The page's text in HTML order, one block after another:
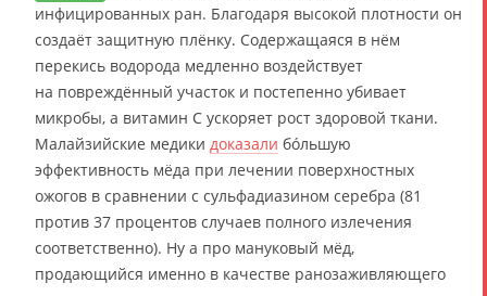
инфицированных ран. Благодаря высокой плотности он
создаёт защитную плёнку. Содержащаяся в нём
перекись водорода медленно воздействует
на повреждённый участок и постепенно убивает
микробы, а витамин C ускоряет рост здоровой ткани.
Малайзийские медики доказали бóльшую
эффективность мёда при лечении поверхностных
ожогов в сравнении с сульфадиазином серебра (81
против 37 процентов случаев полного излечения
соответственно). Ну а про мануковый мёд,
продающийся именно в качестве ранозаживляющего